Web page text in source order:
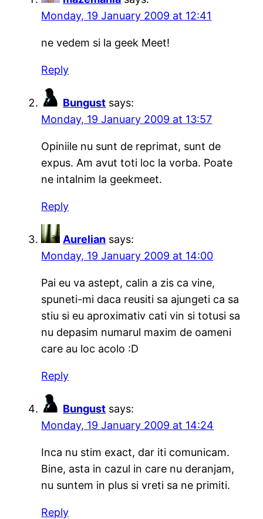
Monday, 19 January 2009 at 12:41
ne vedem si la geek Meet!
Reply
Bungust says:
Monday, 19 January 2009 at 13:57
Opiniile nu sunt de reprimat, sunt de
expus. Am avut toti loc la vorba. Poate
ne intalnim la geekmeet.
Reply
Aurelian says:
Monday, 19 January 2009 at 14:00
Pai eu va astept, calin a zis ca vine,
spuneti-mi daca reusiti sa ajungeti ca sa
stiu si eu aproximativ cati vin si totusi sa
nu depasim numarul maxim de oameni
care au loc acolo :D
Reply
Bungust says:
Monday, 19 January 2009 at 14:24
Inca nu stim exact, dar iti comunicam.
Bine, asta in cazul in care nu deranjam,
nu suntem in plus si vreti sa ne primiti.
Reply